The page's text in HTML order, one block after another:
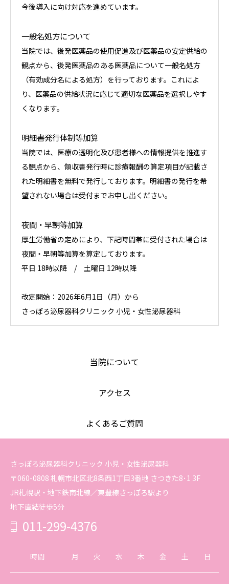
今後導入に向け対応を進めています。
一般名処方について
当院では、後発医薬品の使用促進及び医薬品の安定供給の
観点から、後発医薬品のある医薬品について一般名処方
（有効成分名による処方）を行っております。これによ
り、医薬品の供給状況に応じて適切な医薬品を選択しやす
くなります。
明細書発行体制等加算
当院では、医療の透明化及び患者様への情報提供を推進す
る観点から、領収書発行時に診療報酬の算定項目が記載さ
れた明細書を無料で発行しております。明細書の発行を希
望されない場合は受付までお申し出ください。
夜間・早朝等加算
厚生労働省の定めにより、下記時間帯に受付された場合は
夜間・早朝等加算を算定しております。
平日 18時以降 / 土曜日 12時以降
改定開始：2026年6月1日（月）から
さっぽろ泌尿器科クリニック 小児・女性泌尿器科
当院について
アクセス
よくあるご質問
さっぽろ泌尿器科クリニック 小児・女性泌尿器科
〒060-0808 札幌市北区北8条西1丁目3番地 さつきた8･1 3F
JR札幌駅・地下鉄南北線／東豊線さっぽろ駅より
地下直結徒歩5分
011-299-4376
時間 月 火 水 木 金 土 日